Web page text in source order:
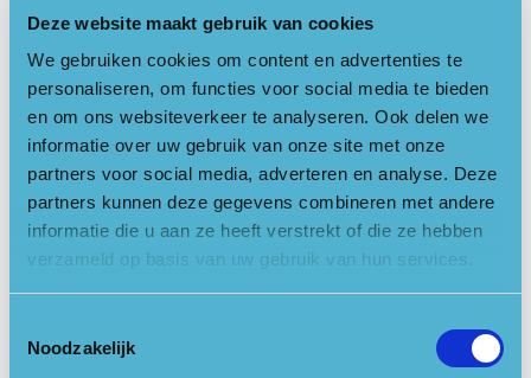
Deze website maakt gebruik van cookies
We gebruiken cookies om content en advertenties te
personaliseren, om functies voor social media te bieden
en om ons websiteverkeer te analyseren. Ook delen we
informatie over uw gebruik van onze site met onze
partners voor social media, adverteren en analyse. Deze
partners kunnen deze gegevens combineren met andere
informatie die u aan ze heeft verstrekt of die ze hebben
verzameld op basis van uw gebruik van hun services.
Noodzakelijk
Daarnaast zijn er op Landgoed Pijnenburg een aantal slechte
plekken opgeknapt.
De sneeuwval aan het begin van het jaar zorgde voor veel
gebroken takken. Deze zijn opgeruimd.
De aankomende periode gaan we verder met het opknappen
van de paden rond de Amerongse Berg. Ongeveer 1850 meter
aan erosiegeulen worden geëgaliseerd, 320 watergaten langs
de ruiterpaden worden open gemaakt en waar nodig maken
we nieuwe watergaten. In het voorjaar volgt een nieuwe
sleepronde.